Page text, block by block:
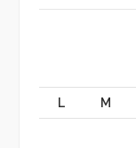
L M